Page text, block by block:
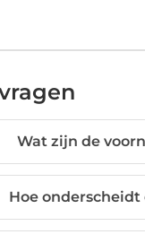
Wat zijn de
Hoe